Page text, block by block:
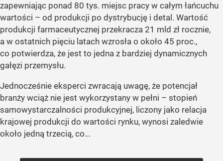
zapewniając ponad 80 tys. miejsc pracy w całym łańcuchu
wartości – od produkcji po dystrybucję i detal. Wartość
produkcji farmaceutycznej przekracza 21 mld zł rocznie,
a w ostatnich pięciu latach wzrosła o około 45 proc.,
co potwierdza, że jest to jedna z bardziej dynamicznych
gałęzi przemysłu.
Jednocześnie eksperci zwracają uwagę, że potencjał
branży wciąż nie jest wykorzystany w pełni – stopień
samowystarczalności produkcyjnej, liczony jako relacja
krajowej produkcji do wartości rynku, wynosi zaledwie
około jedną trzecią, co...